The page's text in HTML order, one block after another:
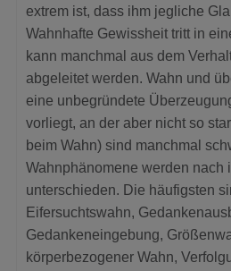
extrem ist, dass ihm jegliche
Wahnhafte Gewissheit tritt in
kann manchmal aus dem
abgeleitet werden. Wahn und
eine unbegründete
vorliegt, an der aber nicht so
beim Wahn) sind manchmal
Wahnphänomene werden nach
unterschieden. Die häufigsten
Eifersuchtswahn,
Gedankeneingebung,
körperbezogener Wahn,